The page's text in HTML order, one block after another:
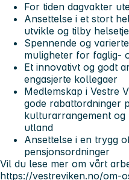
For tiden dagvakter
Ansettelse i et stort
utvikle og tilby
Spennende og
muligheter for faglig-
Et innovativt og godt
engasjerte kollegaer
Medlemskap i Vestre
gode rabattordninger
kulturarrangement
utland
Ansettelse i en trygg
pensjonsordninger
Vil du lese mer om vårt
https://vestreviken.no/om-